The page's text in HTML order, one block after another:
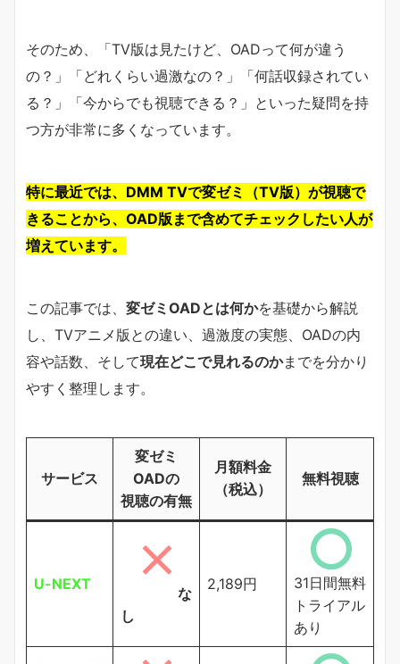
そのため、「TV版は見たけど、OADって何が違う
の？」「どれくらい過激なの？」「何話収録されてい
る？」「今からでも視聴できる？」といった疑問を持
つ方が非常に多くなっています。
特に最近では、DMM TVで変ゼミ（TV版）が視聴で
きることから、OAD版まで含めてチェックしたい人が
増えています。
この記事では、 変ゼミOADとは何かを基礎から解説
し、TVアニメ版との違い、過激度の実態、OADの内
容や話数、そして現在どこで見れるのかまでを分かり
やすく整理します。
サービス
変ゼミ
OADの
視聴の有無
月額料金
（税込）
無料視聴
U-NEXT
な
し
2,189円
31日間無料
トライアル
あり